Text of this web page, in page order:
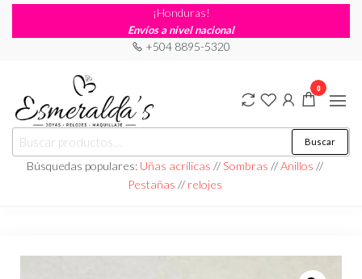
¡Honduras!
Envíos a nivel nacional
+504 8895-5320
Joyería
Esmeraldas
Joyería |
Maquillaje
|
Relojería
Buscar
Búsquedas populares: Uñas acrílicas //Sombras //Anillos //
Pestañas // relojes
0